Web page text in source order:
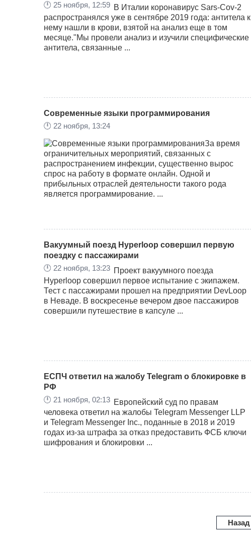
🕛 25 ноября, 12:59 В Италии коронавирус Sars-Cov-2
распространялся уже в сентябре 2019 года: антитела к
нему нашли в крови, взятой на анализ еще в том
месяце."Мы провели анализ и изучили специфические
антитела, связанные ...
Современные языки программирования
🕛 22 ноября, 13:24
За время
ограничительных мероприятий, связанных с
распространением инфекции, существенно вырос
спрос на работу в формате онлайн. Одной и
прибыльных отраслей деятельности такого рода
является программирование. ...
Вакуумный поезд Hyperloop совершил первую
поездку с пассажирами
🕛 22 ноября, 13:23 Проект вакуумного поезда
Hyperloop совершил первое испытание с экипажем.
Тест с пассажирами прошел на предприятии DevLoop
в Неваде. В воскресенье вечером двое пассажиров
совершили путешествие в капсуле ...
ЕСПЧ ответил на жалобу Telegram о блокировке в
РФ
🕛 21 ноября, 02:13 Европейский суд по правам
человека ответил на жалобы Telegram Messenger LLP
и Telegram Messenger Inc., поданные в 2018 и 2019
годах из-за штрафа за отказ предоставить ФСБ ключи
шифрования и блокировки ...
Назад